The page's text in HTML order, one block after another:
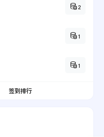
2
1
1
签到排行